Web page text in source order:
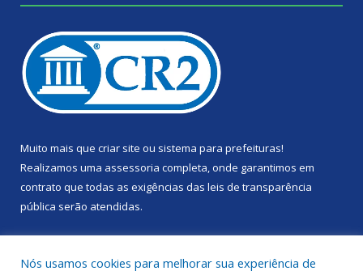
Muito mais que criar site ou sistema para prefeituras!
Realizamos uma assessoria completa, onde garantimos em
contrato que todas as exigências das leis de transparência
pública serão atendidas.
Nós usamos cookies para melhorar sua experiência de